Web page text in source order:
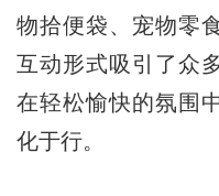
物拾便袋、宠物零
互动形式吸引了众
在轻松愉快的氛围
化于行。